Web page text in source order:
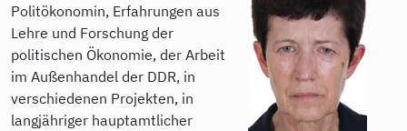
Politökonomin, Erfahrungen aus
Lehre und Forschung der
politischen Ökonomie, der Arbeit
im Außenhandel der DDR, in
verschiedenen Projekten, in
langjähriger hauptamtlicher